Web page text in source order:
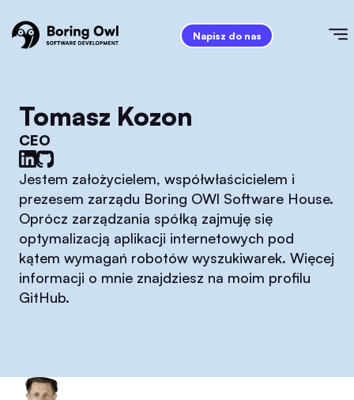
Napisz do nas
Tomasz Kozon
CEO
Jestem założycielem, współwłaścicielem i
prezesem zarządu Boring OWl Software House.
Oprócz zarządzania spółką zajmuję się
optymalizacją aplikacji internetowych pod
kątem wymagań robotów wyszukiwarek. Więcej
informacji o mnie znajdziesz na moim profilu
GitHub.